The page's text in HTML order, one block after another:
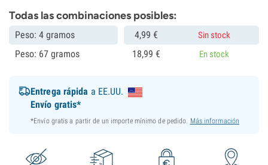
Todas las combinaciones posibles:
Peso: 4 gramos 4,99 € Sin stock
Peso: 67 gramos 18,99 € En stock
Entrega rápida a EE.UU.
Envío gratis*
*Envío gratis a partir de un importe mínimo de pedido. Más información